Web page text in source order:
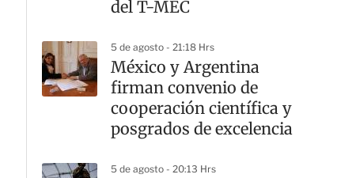
del T-MEC
5 de agosto - 21:18 Hrs
México y Argentina
firman convenio de
cooperación científica y
posgrados de excelencia
5 de agosto - 20:13 Hrs